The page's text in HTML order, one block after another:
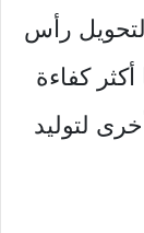
رأس
أكثر كفاءة
لتوليد